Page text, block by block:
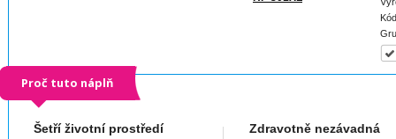
Proč tuto náplň
Šetří životní prostředí Zdravotně nezávadná